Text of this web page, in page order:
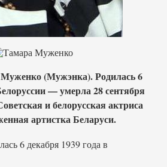
(Мужэнка). Родилась 6
— умерла 28 сентября
и белорусская актриса
артистка Беларуси.
6 декабря 1939 года в